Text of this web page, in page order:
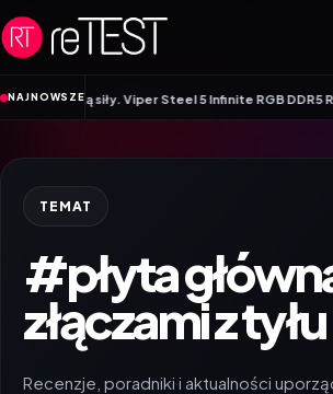
Przejdź do treści
NAJNOWSZE
siły. Viper Steel 5 Infinite RGB DDR5 ROG
TEMAT
#płyta
złączami z tyłu
Recenzje, poradniki i aktualności